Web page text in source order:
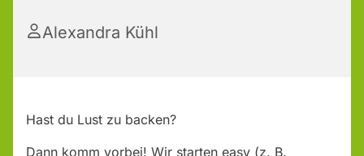
Alexandra Kühl
Hast du Lust zu backen?
Dann komm vorbei! Wir starten easy (z. B.